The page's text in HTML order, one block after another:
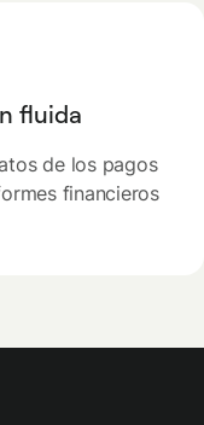
fluida
de los pagos
financieros